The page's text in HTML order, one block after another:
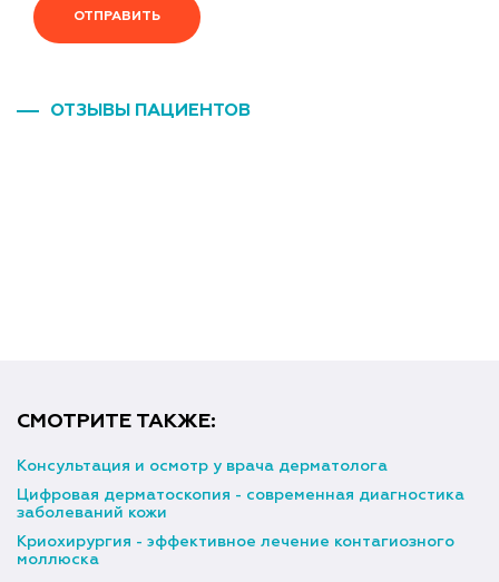
ОТПРАВИТЬ
ОТЗЫВЫ ПАЦИЕНТОВ
СМОТРИТЕ ТАКЖЕ:
Консультация и осмотр у врача дерматолога
Цифровая дерматоскопия - современная диагностика
заболеваний кожи
Криохирургия - эффективное лечение контагиозного
моллюска